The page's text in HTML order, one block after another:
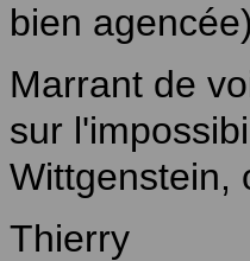
bien
Marrant de
sur
Wittgenstein,
Thierry